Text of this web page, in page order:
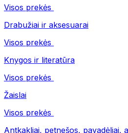
Visos prekės
Drabužiai ir aksesuarai
Visos prekės
Knygos ir literatūra
Visos prekės
Žaislai
Visos prekės
Antkakliai, petnešos, pavadėliai,